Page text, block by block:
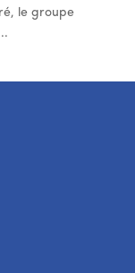
le groupe